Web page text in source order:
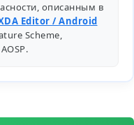
описанным в
Editor / Android
Scheme,
AOSP.